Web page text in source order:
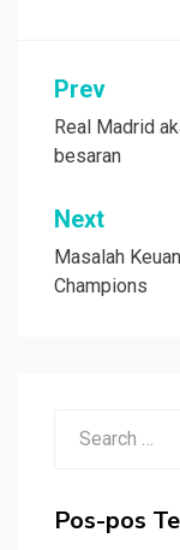
Navigasi
pos
Prev
Real Madrid
besaran
Next
Masalah
Champions
Pos-pos